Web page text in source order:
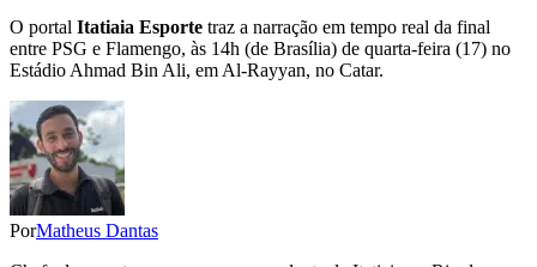
O portal Itatiaia Esporte traz a narração em tempo real da final
entre PSG e Flamengo, às 14h (de Brasília) de quarta-feira (17) no
Estádio Ahmad Bin Ali, em Al-Rayyan, no Catar.
PorMatheus Dantas